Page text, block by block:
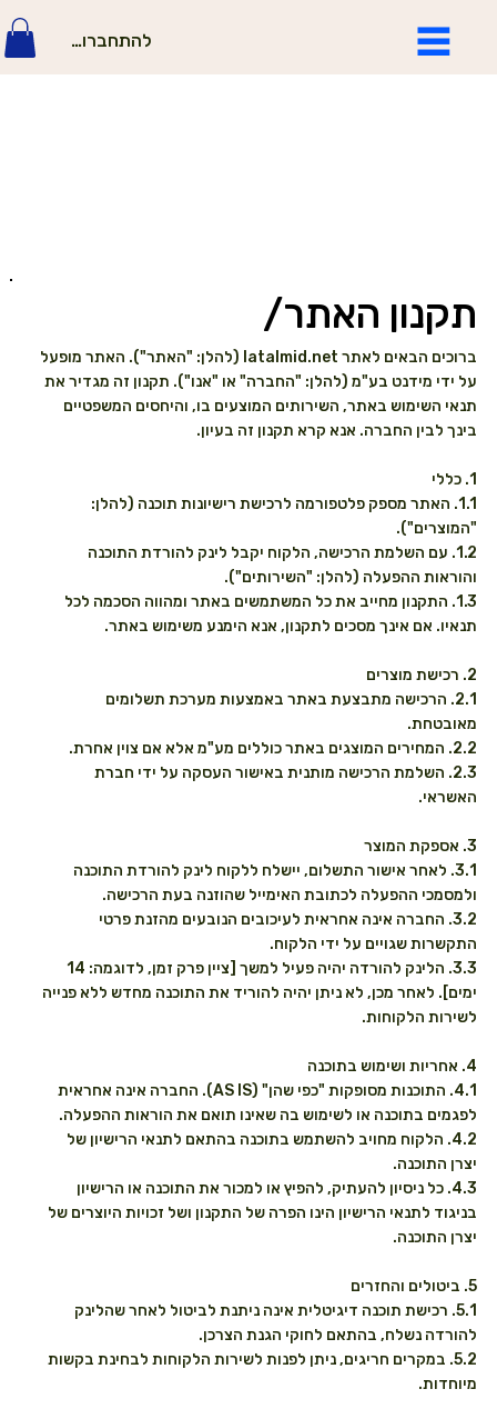
להתחברות
תקנון האתר/
ברוכים הבאים לאתר latalmid.net (להלן: "האתר"). האתר מופעל
על ידי מידנט בע"מ (להלן: "החברה" או "אנו"). תקנון זה מגדיר את
תנאי השימוש באתר, השירותים המוצעים בו, והיחסים המשפטיים
בינך לבין החברה. אנא קרא תקנון זה בעיון.
1. כללי
1.1. האתר מספק פלטפורמה לרכישת רישיונות תוכנה (להלן:
"המוצרים").
1.2. עם השלמת הרכישה, הלקוח יקבל לינק להורדת התוכנה
והוראות ההפעלה (להלן: "השירותים").
1.3. התקנון מחייב את כל המשתמשים באתר ומהווה הסכמה לכל
תנאיו. אם אינך מסכים לתקנון, אנא הימנע משימוש באתר.
2. רכישת מוצרים
2.1. הרכישה מתבצעת באתר באמצעות מערכת תשלומים
מאובטחת.
2.2. המחירים המוצגים באתר כוללים מע"מ אלא אם צוין אחרת.
2.3. השלמת הרכישה מותנית באישור העסקה על ידי חברת
האשראי.
3. אספקת המוצר
3.1. לאחר אישור התשלום, יישלח ללקוח לינק להורדת התוכנה
ולמסמכי ההפעלה לכתובת האימייל שהוזנה בעת הרכישה.
3.2. החברה אינה אחראית לעיכובים הנובעים מהזנת פרטי
התקשרות שגויים על ידי הלקוח.
3.3. הלינק להורדה יהיה פעיל למשך [ציין פרק זמן, לדוגמה: 14
ימים]. לאחר מכן, לא ניתן יהיה להוריד את התוכנה מחדש ללא פנייה
לשירות הלקוחות.
4. אחריות ושימוש בתוכנה
4.1. התוכנות מסופקות "כפי שהן" (AS IS). החברה אינה אחראית
לפגמים בתוכנה או לשימוש בה שאינו תואם את הוראות ההפעלה.
4.2. הלקוח מחויב להשתמש בתוכנה בהתאם לתנאי הרישיון של
יצרן התוכנה.
4.3. כל ניסיון להעתיק, להפיץ או למכור את התוכנה או הרישיון
בניגוד לתנאי הרישיון הינו הפרה של התקנון ושל זכויות היוצרים של
יצרן התוכנה.
5. ביטולים והחזרים
5.1. רכישת תוכנה דיגיטלית אינה ניתנת לביטול לאחר שהלינק
להורדה נשלח, בהתאם לחוקי הגנת הצרכן.
5.2. במקרים חריגים, ניתן לפנות לשירות הלקוחות לבחינת בקשות
מיוחדות.